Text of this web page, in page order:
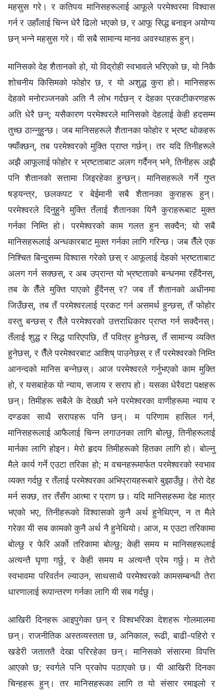
महसुस गरे। र कतिपय मानिसहरूलाई आफूले परमेश्‍वरमा विश्‍वास
गर्न र उहाँलाई चिन्‍न धेरै ढिलो भएको छ, र आफू सिद्ध बनाइन अयोग्य
छन् भन्‍ने महसुस गरे। यी सबै सामान्य मानव अवस्थाहरू हुन्।
मानिसको देह शैतानको हो, यो विद्रोही स्वभावले भरिएको छ, यो निकै
शोचनीय किसिमको फोहोर छ, र यो अशुद्ध कुरा हो। मानिसहरू
देहको मनोरञ्जनको अति नै लोभ गर्दछन् र देहका प्रकटीकरणहरू
अति धेरै छन्; यसैकारण परमेश्‍वरले मानिसको देहलाई केही हदसम्म
तुच्छ ठान्नुहुन्छ। जब मानिसहरूले शैतानका फोहोर र भ्रष्ट थोकहरू
फ्याँक्छन्, तब परमेश्‍वरको मुक्ति प्राप्त गर्छन्। तर यदि तिनीहरूले
अझै आफूलाई फोहोर र भ्रष्टताबाट अलग गर्दैनन् भने, तिनीहरू अझै
पनि शैतानको सत्तामा जिइरहेका हुन्छन्। मानिसहरूले गर्ने गुप्त
षड्यन्त्र, छलकपट र बेईमानी सबै शैतानका कुराहरू हुन्।
परमेश्‍वरले दिनुहुने मुक्ति तँलाई शैतानका यिनै कुराहरूबाट मुक्त
गर्नका निम्ति हो। परमेश्‍वरको काम गलत हुन सक्दैन; यो सबै
मानिसहरूलाई अन्धकारबाट मुक्त गर्नका लागि गरिन्छ। जब तैँले एक
निश्चित बिन्दुसम्‍म विश्‍वास गरेको छस् र आफूलाई देहको भ्रष्टताबाट
अलग गर्न सक्छस्, र अब उप्रान्त यो भ्रष्टताको बन्धनमा रहँदैनस्,
तब के तैँले मुक्ति पाएको हुँदैनस् र? जब तँ शैतानको अधीनमा
जिउँछस्, तब तँ परमेश्‍वरलाई प्रकट गर्न असमर्थ हुन्छस्, तँ फोहोर
वस्तु बन्छस् र तैँले परमेश्‍वरको उत्तराधिकार प्राप्त गर्न सक्दैनस्।
तँलाई शुद्ध र सिद्ध पारिएपछि, तँ पवित्र हुनेछस्, तँ सामान्य व्यक्ति
हुनेछस्, र तैँले परमेश्‍वरबाट आशिष् पाउनेछस् र तँ परमेश्‍वरको निम्ति
आनन्दको मानिस बन्‍नेछस्। आज परमेश्‍वरले गर्नुभएको काम मुक्ति
हो, र यसबाहेक यो न्याय, सजाय र सराप हो। यसका धेरैवटा पक्षहरू
छन्। तिमीहरू सबैले के देख्छौ भने परमेश्‍वरका वाणीहरूमा न्याय र
दण्डका साथै सरापहरू पनि छन्। म परिणाम हासिल गर्न,
मानिसहरूलाई आफैलाई चिन्न लगाउनका लागि बोल्छु, तिनीहरूलाई
मार्नका लागि होइन। मेरो हृदय तिमीहरूको हितका लागि हो। बोल्नु
मैले कार्य गर्ने एउटा तरिका हो; म वचनहरूमार्फत परमेश्‍वरको स्वभाव
व्यक्त गर्दछु र तँलाई परमेश्‍वरका अभिप्रायहरूबारे बुझाउँछु। तेरो देह
मर्न सक्छ, तर तँसँग आत्मा र प्राण छ। यदि मानिसहरूमा देह मात्र
भएको भए, तिनीहरूको विश्‍वासको कुनै अर्थ हुनेथिएन, न त मैले
गरेका यी सब कामको कुनै अर्थ नै हुनेथियो। आज, म एउटा तरिकामा
बोल्छु र फेरि अर्को तरिकामा बोल्छु; केही समय म मानिसहरूलाई
अत्यन्तै घृणा गर्छु, र केही समय म अत्यन्तै प्रेम गर्छु। म तेरो
स्वभावमा परिवर्तन ल्याउन, साथसाथै परमेश्‍वरको कामसम्बन्धी तेरा
धारणालाई रूपान्तरण गर्नका लागि यी सब गर्दछु।
आखिरी दिनहरू आइपुगेका छन् र विश्‍वभरिका देशहरू गोलमालमा
छन्। राजनीतिक अस्तव्यस्तता छ, अनिकाल, रूढी, बाढी-पहिरो र
खडेरी जताततै देखा परिरहेका छन्। मानिसको संसारमा विपत्ति
आएको छ; स्वर्गले पनि प्रकोप पठाएको छ। यी आखिरी दिनका
चिन्‍हहरू हुन्। तर मानिसहरूका लागि त यो संसार रमाइलो र